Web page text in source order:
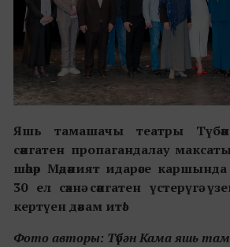
Яшь тамашачы театры
сәнгатен пропагандалау
шәһәр Мәдәният идарәсе
30 ел сәхнә сәнгатен үстерүгә
кертүен дәвам итә!
Фото авторы: Түбән Кама яшь